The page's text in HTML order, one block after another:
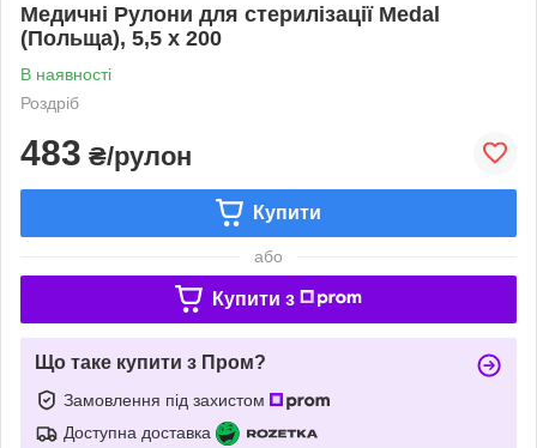
Медичні Рулони для стерилізації Medal
(Польща), 5,5 x 200
В наявності
Роздріб
483 ₴/рулон
Купити
або
Купити з
Що таке купити з Пром?
Замовлення під захистом
Доступна доставка